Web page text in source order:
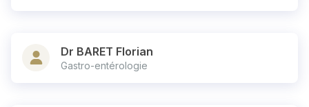
Dr BARET Florian
Gastro-entérologie